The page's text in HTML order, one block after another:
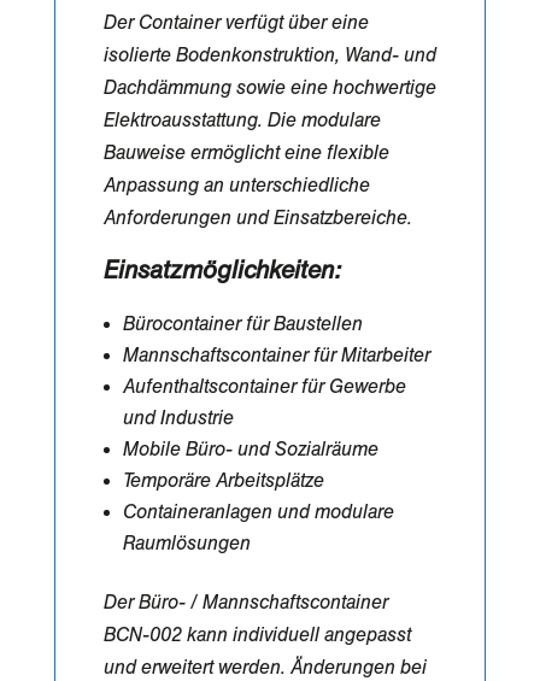
Der Container verfügt über eine
isolierte Bodenkonstruktion, Wand- und
Dachdämmung sowie eine hochwertige
Elektroausstattung. Die modulare
Bauweise ermöglicht eine flexible
Anpassung an unterschiedliche
Anforderungen und Einsatzbereiche.
Einsatzmöglichkeiten:
Bürocontainer für Baustellen
Mannschaftscontainer für Mitarbeiter
Aufenthaltscontainer für Gewerbe
und Industrie
Mobile Büro- und Sozialräume
Temporäre Arbeitsplätze
Containeranlagen und modulare
Raumlösungen
Der Büro- / Mannschaftscontainer
BCN-002 kann individuell angepasst
und erweitert werden. Änderungen bei